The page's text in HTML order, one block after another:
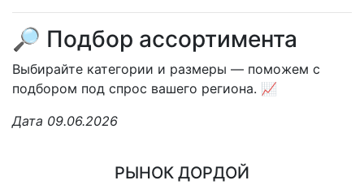
🔎 Подбор ассортимента
Выбирайте категории и размеры — поможем с
подбором под спрос вашего региона. 📈
Дата 09.06.2026
РЫНОК ДОРДОЙ